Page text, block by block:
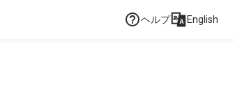
ヘルプ English